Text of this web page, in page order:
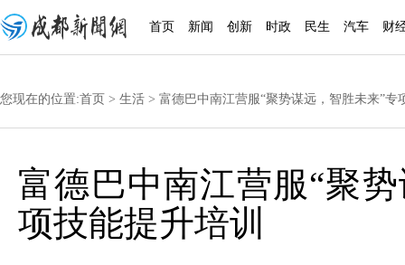
首页 新闻 创新 时政 民生 汽车 财
您现在的位置:首页 > 生活 > 富德巴中南江营服“聚势谋远，智胜未来”专
富德巴中南江营服“聚
项技能提升培训